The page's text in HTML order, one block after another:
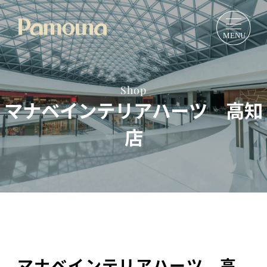
Shop
マナベインテリアハーツ 高知
店